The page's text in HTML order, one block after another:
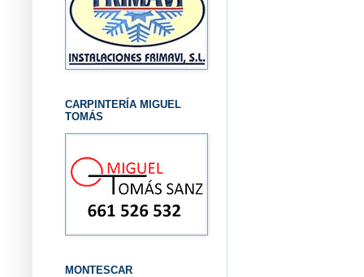
CARPINTERÍA MIGUEL
TOMÁS
MONTESCAR